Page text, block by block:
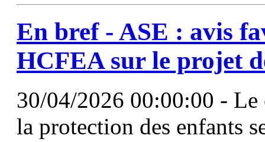
En bref - ASE : avis
HCFEA sur le projet
30/04/2026 00:00:00 -
la protection des enfants